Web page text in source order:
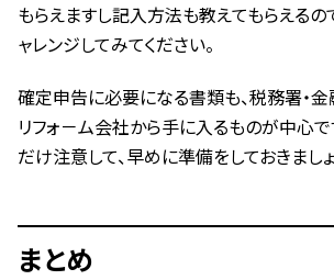
もらえますし記入方法も教えてもらえるの
ャレンジしてみてください。
確定申告に必要になる書類も、税務署・
リフォ－ム会社から手に入るものが中心で
だけ注意して、早めに準備をしておきましょ
まとめ